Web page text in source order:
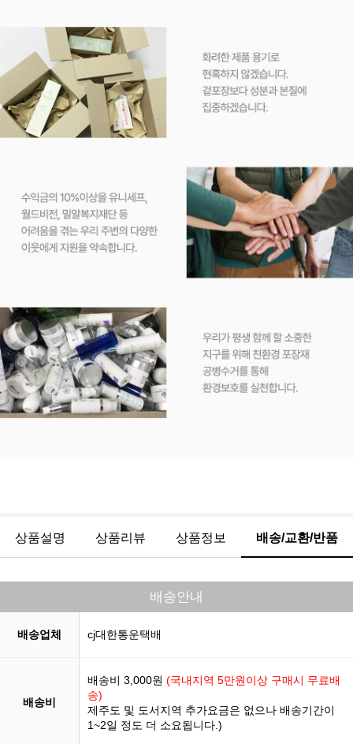
상품설명 상품리뷰 상품정보 배송/교환/반품
배송안내
배송업체 cj대한통운택배
배송비
배송비 3,000원 (국내지역 5만원이상 구매시 무료배
송)
제주도 및 도서지역 추가요금은 없으나 배송기간이
1~2일 정도 더 소요됩니다.)